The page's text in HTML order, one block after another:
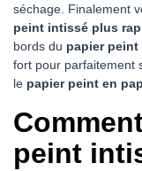
séchage. Finalement
peint intissé plus
bords du papier
fort pour parfaitement
le papier peint en
peint